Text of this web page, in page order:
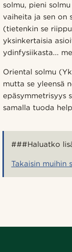
solmu, pieni
vaiheita ja sen on
(tietenkin se
yksinkertaisia
ydinfysiikasta...
Oriental solmu
mutta se yleensä
epäsymmetrisyys
samalla tuoda
###Haluatko
Takaisin muihin